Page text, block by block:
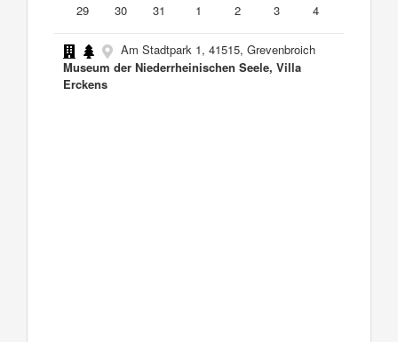
29
30 31 1 2 3 4
Am Stadtpark 1, 41515, Grevenbroich
Museum der Niederrheinischen Seele, Villa
Erckens